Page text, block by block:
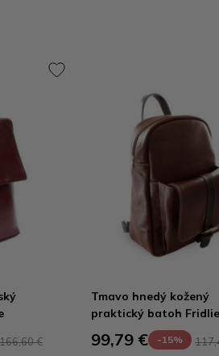
166,60 €
Tmavo hnedý kožený
praktický batoh
99,79 € -15%